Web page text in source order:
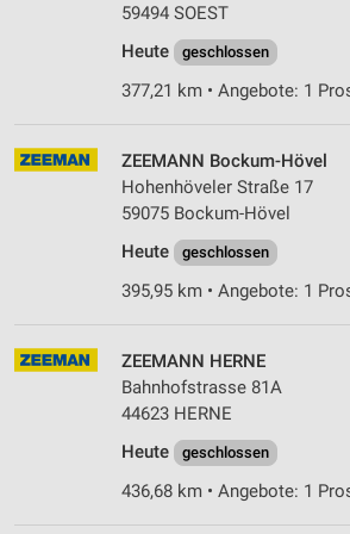
59494 SOEST
Heute
geschlossen
377,21 km • Angebote: 1
ZEEMANN Bockum-Hövel
Hohenhöveler Straße 17
59075 Bockum-Hövel
Heute
geschlossen
395,95 km • Angebote: 1
ZEEMANN HERNE
Bahnhofstrasse 81A
44623 HERNE
Heute
geschlossen
436,68 km • Angebote: 1
Erstellung von Profilen zur
von Inhalten
Messung der Werbeleistung
Kombinationen von Daten aus
Entwicklung und Verbesserung der
Verwendung reduzierter Daten zur